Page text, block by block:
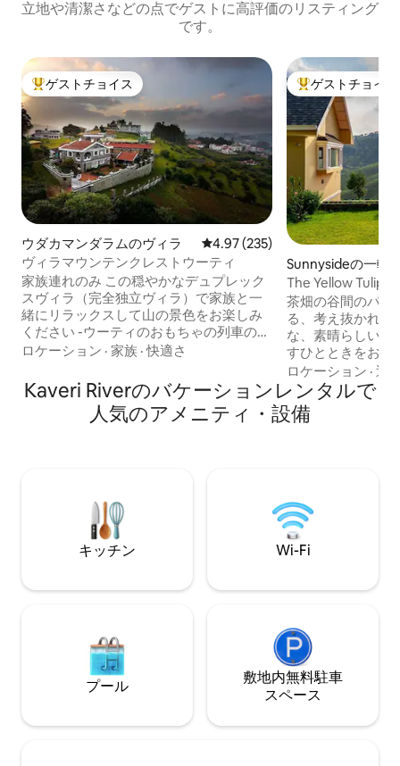
立地や清潔さなどの点でゲストに高評価のリスティング
です。
大好評のゲストチョイスです。
ゲストチョイス
ウダカマンダラムのヴィラ レビュー235件、5つ星中4.97つ
4.97 (235)
ヴィラマウンテンクレストウーティ
家族連れのみ この穏やかなデュプレック
スヴィラ（完全独立ヴィラ）で家族と一
緒にリラックスして山の景色をお楽しみ
ください -ウーティのおもちゃの列車の駅
と主要な観光地は半径2 ～4 km以内にあ
麺類、パン、ベビーフードを作るための
備品があります。 食事 食べ物はすべての
オプションをご用意しています メニュー
レストランがあります
ロケーション · 家族 ·快適さ
大好評のゲスト
ゲストチョイス
Sunnysideの一軒
The Yellow Tulip |
ル
茶畑の谷間のパノ
る、考え抜かれた
な、素晴らしい丘
すひとときをお楽
かな花々が咲き
たバルコニー、壮
えたこの丘の上の
レガンスとモダン
を高め、インスピ
の隠れ家として最
璧な静寂を体験し
ロケーション ·近
Kaveri Riverのバケーションレンタルで
人気のアメニティ・設備
キッチン Wi-Fi
プール
敷地内無料駐⁠車
ス⁠ペ⁠ー⁠ス